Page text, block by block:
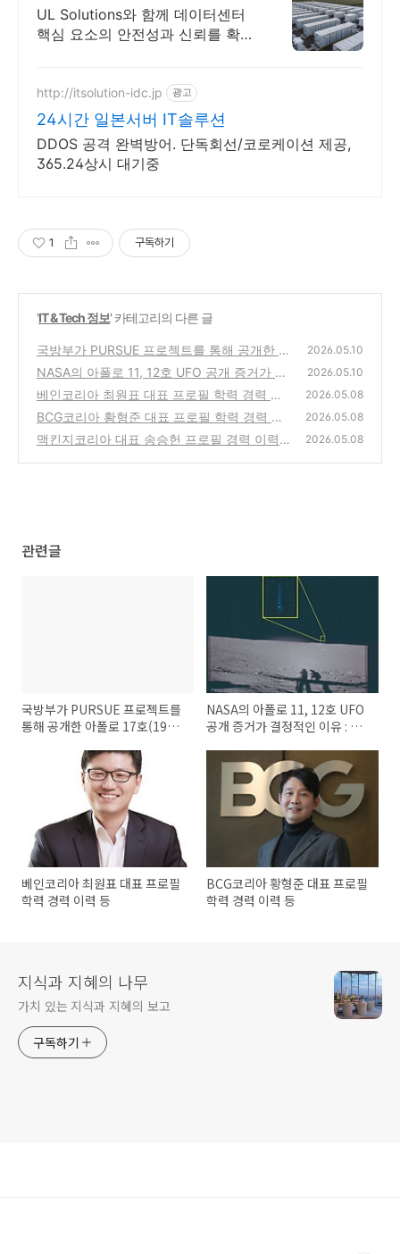
데이터센터 인증
UL Solutions와 함께 데이터센터
핵심 요소의 안전성과 신뢰를 확보
http://itsolution-idc.jp 광고
24시간 일본서버 IT솔루션
DDOS 공격 완벽방어. 단독회선/코로케이션 제공,
365.24상시 대기중
1 구독하기
'IT & Tech 정보' 카테고리의 다른 글
국방부가 PURSUE 프로젝트를 통해 공개한 아
폴로 17호(1972년 미션)의 공식 교신 녹취록
전문
2026.05.10
NASA의 아폴로 11, 12호 UFO 공개 증거가 결
정적인 이유 : 이제 풍선이나 드론 드립은 통하
지 않는다!
(0)
2026.05.10
베인코리아 최원표 대표 프로필 학력 경력 이
력 등
(0)
2026.05.08
BCG코리아 황형준 대표 프로필 학력 경력 이
력 등
(0)
2026.05.08
맥킨지코리아 대표 송승헌 프로필 경력 이력
2026.05.08
관련글
국방부가 PURSUE 프로젝트를
통해 공개한 아폴로 17호(1972
NASA의 아폴로 11, 12호 UFO
공개 증거가 결정적인 이유 : 이
않는다!
베인코리아 최원표 대표 프로필
학력 경력 이력 등
BCG코리아 황형준 대표 프로필
학력 경력 이력 등
지식과 지혜의 나무
가치 있는 지식과 지혜의 보고
구독하기